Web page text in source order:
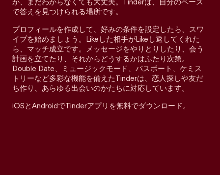
か、まだわからなくても大丈夫。Tinderは、自分のペース
で答えを見つけられる場所です。
プロフィールを作成して、好みの条件を設定したら、スワ
イプを始めましょう。Likeした相手がLikeし返してくれた
ら、マッチ成立です。メッセージをやりとりしたり、会う
計画を立てたり、それからどうするかはふたり次第。
Double Date、ミュージックモード、パスポート、ケミス
トリーなど多彩な機能を備えたTinderは、恋人探しや友だ
ち作り、あらゆる出会いのかたちに対応しています。
iOSとAndroidでTinderアプリを無料でダウンロード。